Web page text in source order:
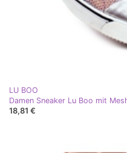
LU BOO
Damen Sneaker Lu Boo mit
18,81 €